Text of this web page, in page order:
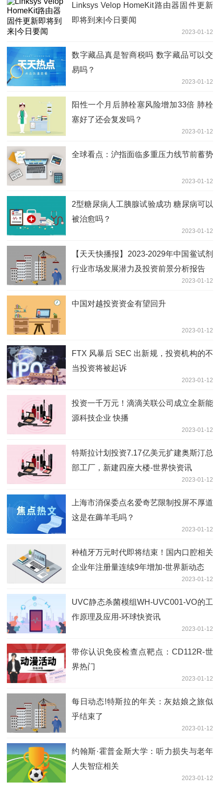
Linksys Velop HomeKit路由器固件更新
即将到来|今日要闻
2023-01-12
数字藏品真是智商税吗 数字藏品可以交
易吗？
2023-01-12
阳性一个月后肺栓塞风险增加33倍 肺栓
塞好了还会复发吗？
2023-01-12
全球看点：沪指面临多重压力线节前蓄势
2023-01-12
2型糖尿病人工胰腺试验成功 糖尿病可以
被治愈吗？
2023-01-12
【天天快播报】2023-2029年中国鲎试剂
行业市场发展潜力及投资前景分析报告
2023-01-12
中国对越投资资金有望回升
2023-01-12
FTX 风暴后 SEC 出新规，投资机构的不
当投资将被起诉
2023-01-12
投资一千万元！滴滴关联公司成立全新能
源科技企业 快播
2023-01-12
特斯拉计划投资7.17亿美元扩建奥斯汀总
部工厂，新建四座大楼-世界快资讯
2023-01-12
上海市消保委点名爱奇艺限制投屏不厚道
这是在薅羊毛吗？
2023-01-12
种植牙万元时代即将结束！国内口腔相关
企业年注册量连续9年增加-世界新动态
2023-01-12
UVC静态杀菌模组WH-UVC001-VO的工
作原理及应用-环球快资讯
2023-01-12
带你认识免疫检查点靶点：CD112R-世
界热门
2023-01-12
每日动态!特斯拉的年关：灰姑娘之旅似
乎结束了
2023-01-12
约翰斯·霍普金斯大学：听力损失与老年
人失智症相关
2023-01-12